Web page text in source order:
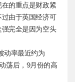
的重点是财政紧
由于英国经济可
完全是因为空头
动率最近约为
荡后，9月份的高